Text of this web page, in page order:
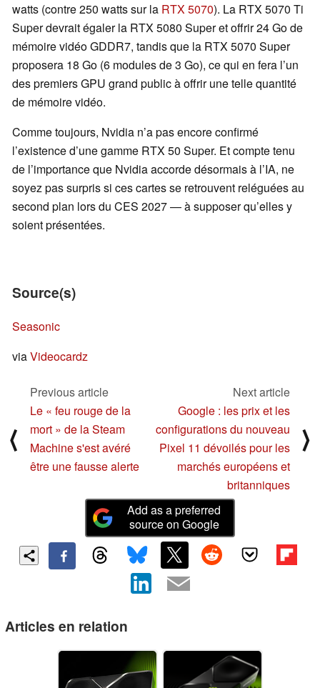
watts (contre 250 watts sur la RTX 5070). La RTX 5070 Ti
Super devrait égaler la RTX 5080 Super et offrir 24 Go de
mémoire vidéo GDDR7, tandis que la RTX 5070 Super
proposera 18 Go (6 modules de 3 Go), ce qui en fera l’un
des premiers GPU grand public à offrir une telle quantité
de mémoire vidéo.
Comme toujours, Nvidia n’a pas encore confirmé
l’existence d’une gamme RTX 50 Super. Et compte tenu
de l’importance que Nvidia accorde désormais à l’IA, ne
soyez pas surpris si ces cartes se retrouvent reléguées au
second plan lors du CES 2027 — à supposer qu’elles y
soient présentées.
Source(s)
Seasonic
viaVideocardz
⟨
Previous article
Le « feu rouge de la
mort » de la Steam
Machine s'est avéré
être une fausse alerte
Next article
Google : les prix et les
configurations du nouveau
Pixel 11 dévoilés pour les
marchés européens et
britanniques
⟩
Add as a preferred
source on Google
Articles en relation